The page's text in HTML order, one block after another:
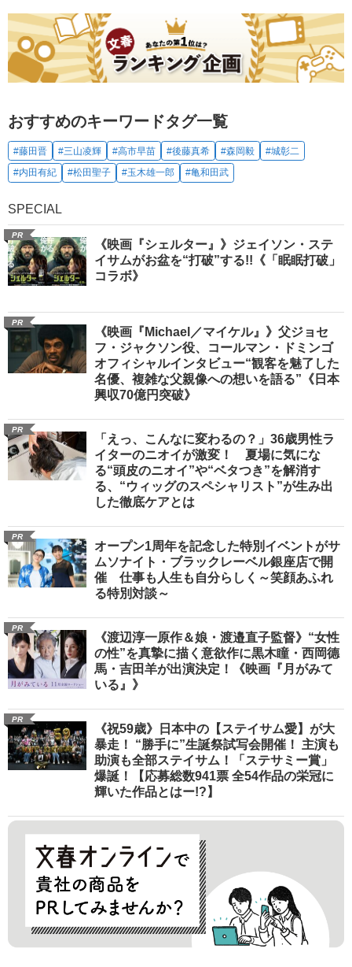
おすすめのキーワードタグ一覧
#藤田晋 #三山凌輝 #高市早苗 #後藤真希 #森岡毅
#城彰二
#内田有紀
#松田聖子 #玉木雄一郎 #亀和田武
SPECIAL
PR
《映画『シェルター』》ジェイソン・ステ
イサムがお盆を“打破”する!!《「眠眠打破」
コラボ》
PR
《映画『Michael／マイケル』》父ジョセ
フ・ジャクソン役、コールマン・ドミンゴ
オフィシャルインタビュー“観客を魅了した
名優、複雑な父親像への想いを語る”《日本
興収70億円突破》
PR
「えっ、こんなに変わるの？」36歳男性ラ
イターのニオイが激変！ 夏場に気にな
る“頭皮のニオイ”や“ベタつき”を解消す
る、“ウィッグのスペシャリスト”が生み出
した徹底ケアとは
PR
オープン1周年を記念した特別イベントがサ
ムソナイト・ブラックレーベル銀座店で開
催 仕事も人生も自分らしく～笑顔あふれ
る特別対談～
PR
《渡辺淳一原作＆娘・渡邉直子監督》“女性
の性”を真摯に描く意欲作に黒木瞳・西岡德
馬・吉田羊が出演決定！《映画『月がみて
いる』》
PR
《祝59歳》日本中の【ステイサム愛】が大
暴走！ “勝手に”生誕祭試写会開催！ 主演も
助演も全部ステイサム！「ステサミー賞」
爆誕！【応募総数941票 全54作品の栄冠に
輝いた作品とはー!?】